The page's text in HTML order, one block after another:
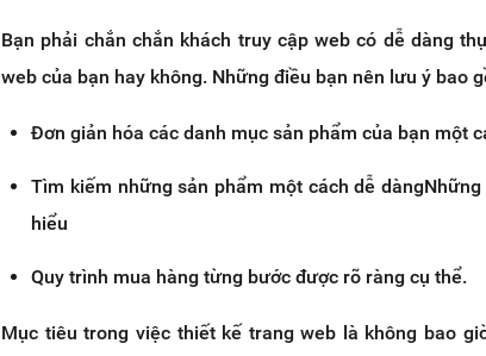
Bạn phải chắn chắn khách truy cập web có dễ dàng
web của bạn hay không. Những điều bạn nên lưu ý bao
Đơn giản hóa các danh mục sản phẩm của bạn một
Tìm kiếm những sản phẩm một cách dễ
hiểu
Quy trình mua hàng từng bước được rõ ràng cụ thể.
Mục tiêu trong việc thiết kế trang web là không bao